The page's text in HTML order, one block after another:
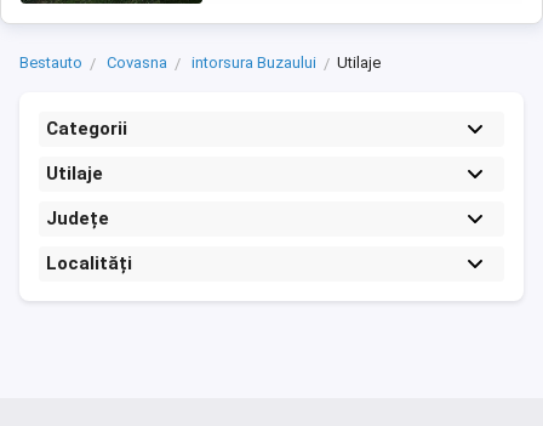
Bestauto Covasna intorsura Buzaului Utilaje
Categorii
Utilaje
Județe
Localități